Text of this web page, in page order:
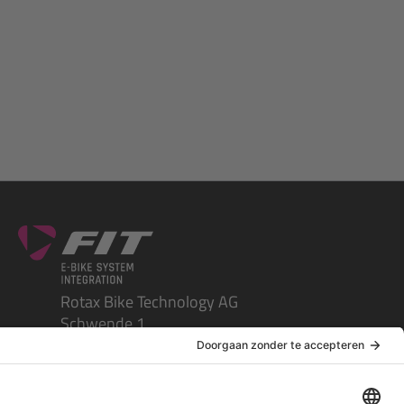
Rotax Bike Technology AG
Schwende 1